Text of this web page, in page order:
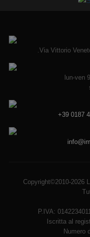
.Via Vittorio
lun-ven
+39 0187
Copyright©2010-2026
P.IVA:
Iscritta al
Numero